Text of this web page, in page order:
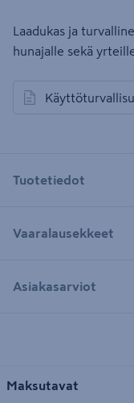
Laadukas ja
hunajalle sekä
avautuu uuteen
Tuotetiedot
Vaaralausekkeet
Asiakasarviot
Maksutavat